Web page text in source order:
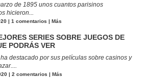
de 1895 unos cuantos parisinos
hicieron...
| 1 comentarios | Más
SERIES SOBRE JUEGOS DE
PODRÁS VER
destacado por sus películas sobre casinos y
| 2 comentarios | Más